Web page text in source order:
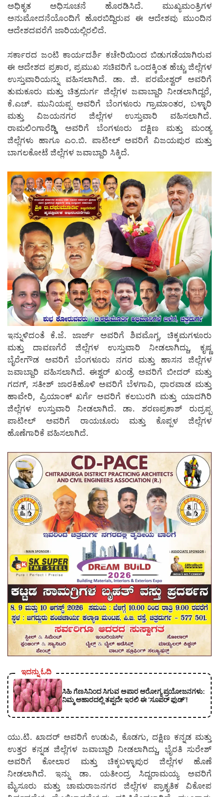
ಅಧಿಕೃತ ಅಧಿಸೂಚನೆ ಹೊರಡಿಸಿದೆ. ಮುಖ್ಯಮಂತ್ರಿಗಳ
ಅನುಮೋದನೆಯೊಂದಿಗೆ ಹೊರಬಿದ್ದಿರುವ ಈ ಆದೇಶವು ಮುಂದಿನ
ಆದೇಶದವರೆಗೆ ಜಾರಿಯಲ್ಲಿರಲಿದೆ.
ಸರ್ಕಾರದ ಜಂಟಿ ಕಾರ್ಯದರ್ಶಿ ಕಚೇರಿಯಿಂದ ಬಿಡುಗಡೆಯಾಗಿರುವ
ಈ ಆದೇಶದ ಪ್ರಕಾರ, ಪ್ರಮುಖ ಸಚಿವರಿಗೆ ಒಂದಕ್ಕಿಂತ ಹೆಚ್ಚು ಜಿಲ್ಲೆಗಳ
ಉಸ್ತುವಾರಿಯನ್ನು ವಹಿಸಲಾಗಿದೆ. ಡಾ. ಜಿ. ಪರಮೇಶ್ವರ್ ಅವರಿಗೆ
ತುಮಕೂರು ಮತ್ತು ಚಿತ್ರದುರ್ಗ ಜಿಲ್ಲೆಗಳ ಜವಾಬ್ದಾರಿ ನೀಡಲಾಗಿದ್ದರೆ,
ಕೆ.ಎಚ್. ಮುನಿಯಪ್ಪ ಅವರಿಗೆ ಬೆಂಗಳೂರು ಗ್ರಾಮಾಂತರ, ಬಳ್ಳಾರಿ
ಮತ್ತು ವಿಜಯನಗರ ಜಿಲ್ಲೆಗಳ ಉಸ್ತುವಾರಿ ವಹಿಸಲಾಗಿದೆ.
ರಾಮಲಿಂಗಾರೆಡ್ಡಿ ಅವರಿಗೆ ಬೆಂಗಳೂರು ದಕ್ಷಿಣ ಮತ್ತು ಮಂಡ್ಯ
ಜಿಲ್ಲೆಗಳು ಹಾಗೂ ಎಂ.ಬಿ. ಪಾಟೀಲ್ ಅವರಿಗೆ ವಿಜಯಪುರ ಮತ್ತು
ಬಾಗಲಕೋಟೆ ಜಿಲ್ಲೆಗಳ ಜವಾಬ್ದಾರಿ ಸಿಕ್ಕಿದೆ.
ಇನ್ನುಳಿದಂತೆ ಕೆ.ಜೆ. ಜಾರ್ಜ್ ಅವರಿಗೆ ಶಿವಮೊಗ್ಗ, ಚಿಕ್ಕಮಗಳೂರು
ಮತ್ತು ದಾವಣಗೆರೆ ಜಿಲ್ಲೆಗಳ ಉಸ್ತುವಾರಿ ನೀಡಲಾಗಿದ್ದು, ಕೃಷ್ಣ
ಬೈರೇಗೌಡ ಅವರಿಗೆ ಬೆಂಗಳೂರು ನಗರ ಮತ್ತು ಹಾಸನ ಜಿಲ್ಲೆಗಳ
ಜವಾಬ್ದಾರಿ ವಹಿಸಲಾಗಿದೆ. ಈಶ್ವರ್ ಖಂಡ್ರೆ ಅವರಿಗೆ ಬೀದರ್ ಮತ್ತು
ಗದಗ್, ಸತೀಶ್ ಜಾರಕಿಹೊಳಿ ಅವರಿಗೆ ಬೆಳಗಾವಿ, ಧಾರವಾಡ ಮತ್ತು
ಹಾವೇರಿ, ಪ್ರಿಯಾಂಕ್ ಖರ್ಗೆ ಅವರಿಗೆ ಕಲಬುರಗಿ ಮತ್ತು ಯಾದಗಿರಿ
ಜಿಲ್ಲೆಗಳ ಉಸ್ತುವಾರಿ ನೀಡಲಾಗಿದೆ. ಡಾ. ಶರಣಪ್ರಕಾಶ್ ರುದ್ರಪ್ಪ
ಪಾಟೀಲ್ ಅವರಿಗೆ ರಾಯಚೂರು ಮತ್ತು ಕೊಪ್ಪಳ ಜಿಲ್ಲೆಗಳ
ಹೊಣೆಗಾರಿಕೆ ವಹಿಸಲಾಗಿದೆ.
ಇದನ್ನು ಓದಿ
ಸಿಹಿ ಗೆಣಸಿನಿಂದ ಸಿಗುವ ಅಪಾರ ಆರೋಗ್ಯ ಪ್ರಯೋಜನಗಳು:
ನಿಮ್ಮ ಆಹಾರದಲ್ಲಿ ತಪ್ಪದೇ ಇರಲಿ ಈ ‘ಸೂಪರ್ ಫುಡ್’!
ಯು.ಟಿ. ಖಾದರ್ ಅವರಿಗೆ ಉಡುಪಿ, ಕೊಡಗು, ದಕ್ಷಿಣ ಕನ್ನಡ ಮತ್ತು
ಉತ್ತರ ಕನ್ನಡ ಜಿಲ್ಲೆಗಳ ಜವಾಬ್ದಾರಿ ನೀಡಲಾಗಿದ್ದು, ಭೈರತಿ ಸುರೇಶ್
ಅವರಿಗೆ ಕೋಲಾರ ಮತ್ತು ಚಿಕ್ಕಬಳ್ಳಾಪುರ ಜಿಲ್ಲೆಗಳ ಹೊಣೆ
ನೀಡಲಾಗಿದೆ. ಇನ್ನು ಡಾ. ಯತೀಂದ್ರ ಸಿದ್ದರಾಮಯ್ಯ ಅವರಿಗೆ
ಮೈಸೂರು ಮತ್ತು ಚಾಮರಾಜನಗರ ಜಿಲ್ಲೆಗಳ ಪ್ರಾಕೃತಿಕ ವಿಕೋಪ